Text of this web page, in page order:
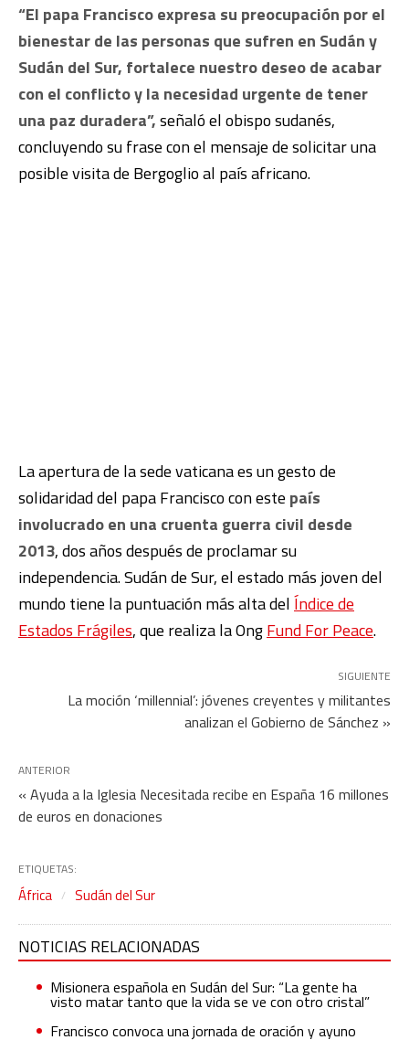
“El papa Francisco expresa su preocupación por el
bienestar de las personas que sufren en Sudán y
Sudán del Sur, fortalece nuestro deseo de acabar
con el conflicto y la necesidad urgente de tener
una paz duradera”,señaló el obispo sudanés,
concluyendo su frase con el mensaje de solicitar una
posible visita de Bergoglio al país africano.
La apertura de la sede vaticana es un gesto de
solidaridad del papa Francisco con este país
involucrado en una cruenta guerra civil desde
2013, dos años después de proclamar su
independencia. Sudán de Sur, el estado más joven del
mundo tiene la puntuación más alta delÍndice de
Estados Frágiles, que realiza la OngFund For Peace.
SIGUIENTE
La moción ‘millennial’: jóvenes creyentes y militantes
analizan el Gobierno de Sánchez »
ANTERIOR
« Ayuda a la Iglesia Necesitada recibe en España 16 millones
de euros en donaciones
ETIQUETAS:
África Sudán del Sur
NOTICIAS RELACIONADAS
Misionera española en Sudán del Sur: “La gente ha
visto matar tanto que la vida se ve con otro cristal”
Francisco convoca una jornada de oración y ayuno